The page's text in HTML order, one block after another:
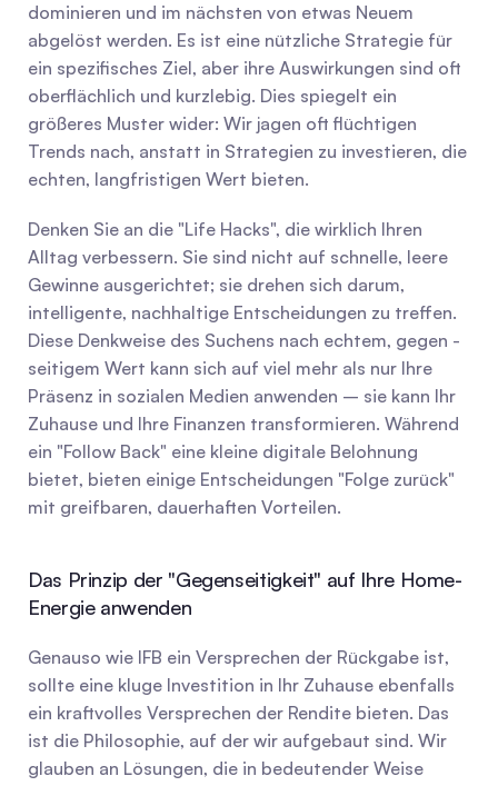
dominieren und im nächsten von etwas Neuem
abgelöst werden. Es ist eine nützliche Strategie für
ein spezifisches Ziel, aber ihre Auswirkungen sind oft
oberflächlich und kurzlebig. Dies spiegelt ein
größeres Muster wider: Wir jagen oft flüchtigen
Trends nach, anstatt in Strategien zu investieren, die
echten, langfristigen Wert bieten.
Denken Sie an die "Life Hacks", die wirklich Ihren
Alltag verbessern. Sie sind nicht auf schnelle, leere
Gewinne ausgerichtet; sie drehen sich darum,
intelligente, nachhaltige Entscheidungen zu treffen.
Diese Denkweise des Suchens nach echtem, gegen -
seitigem Wert kann sich auf viel mehr als nur Ihre
Präsenz in sozialen Medien anwenden – sie kann Ihr
Zuhause und Ihre Finanzen transformieren. Während
ein "Follow Back" eine kleine digitale Belohnung
bietet, bieten einige Entscheidungen "Folge zurück"
mit greifbaren, dauerhaften Vorteilen.
Das Prinzip der "Gegenseitigkeit" auf Ihre Home-
Energie anwenden
Genauso wie IFB ein Versprechen der Rückgabe ist,
sollte eine kluge Investition in Ihr Zuhause ebenfalls
ein kraftvolles Versprechen der Rendite bieten. Das
ist die Philosophie, auf der wir aufgebaut sind. Wir